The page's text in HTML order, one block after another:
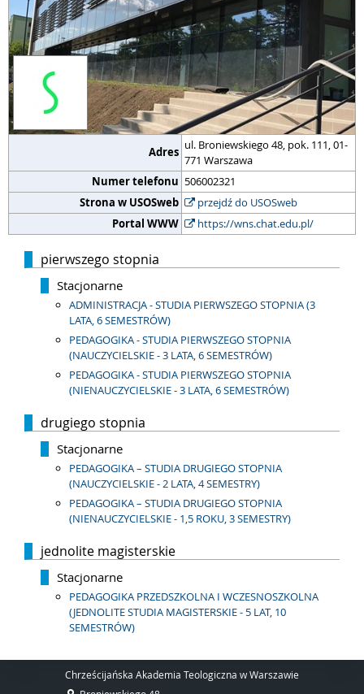
Adres ul. Broniewskiego 48, pok. 111, 01-
771 Warszawa
Numer telefonu 506002321
Strona w USOSweb
przejdź do USOSweb
Portal WWW
https://wns.chat.edu.pl/
pierwszego stopnia
Stacjonarne
ADMINISTRACJA - STUDIA PIERWSZEGO STOPNIA (3
LATA, 6 SEMESTRÓW)
PEDAGOGIKA - STUDIA PIERWSZEGO STOPNIA
(NAUCZYCIELSKIE - 3 LATA, 6 SEMESTRÓW)
PEDAGOGIKA - STUDIA PIERWSZEGO STOPNIA
(NIENAUCZYCIELSKIE - 3 LATA, 6 SEMESTRÓW)
drugiego stopnia
Stacjonarne
PEDAGOGIKA – STUDIA DRUGIEGO STOPNIA
(NAUCZYCIELSKIE - 2 LATA, 4 SEMESTRY)
PEDAGOGIKA – STUDIA DRUGIEGO STOPNIA
(NIENAUCZYCIELSKIE - 1,5 ROKU, 3 SEMESTRY)
jednolite magisterskie
Stacjonarne
PEDAGOGIKA PRZEDSZKOLNA I WCZESNOSZKOLNA
(JEDNOLITE STUDIA MAGISTERSKIE - 5 LAT, 10
SEMESTRÓW)
Chrześcijańska Akademia Teologiczna w Warszawie